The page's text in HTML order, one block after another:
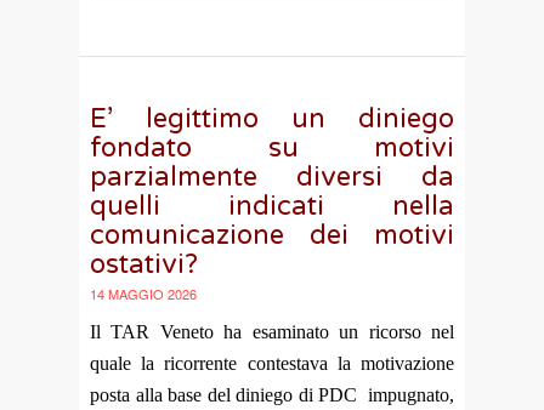
E’ legittimo un diniego
fondato su motivi
parzialmente diversi da
quelli indicati nella
comunicazione dei motivi
ostativi?
14 MAGGIO 2026
Il TAR Veneto ha esaminato un ricorso nel
quale la ricorrente contestava la motivazione
posta alla base del diniego di PDC impugnato,